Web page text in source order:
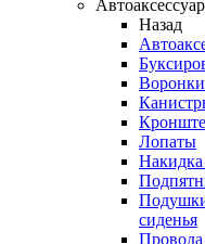
Назад
Лопаты
Накидка
сиденья